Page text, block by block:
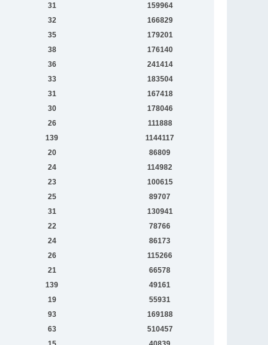
31
159964
32
166829
35
179201
38
176140
36
241414
33
183504
31
167418
30
178046
26
111888
139
1144117
20
86809
24
114982
23
100615
25
89707
31
130941
22
78766
24
86173
26
115266
21
66578
139
49161
19
55931
93
169188
63
510457